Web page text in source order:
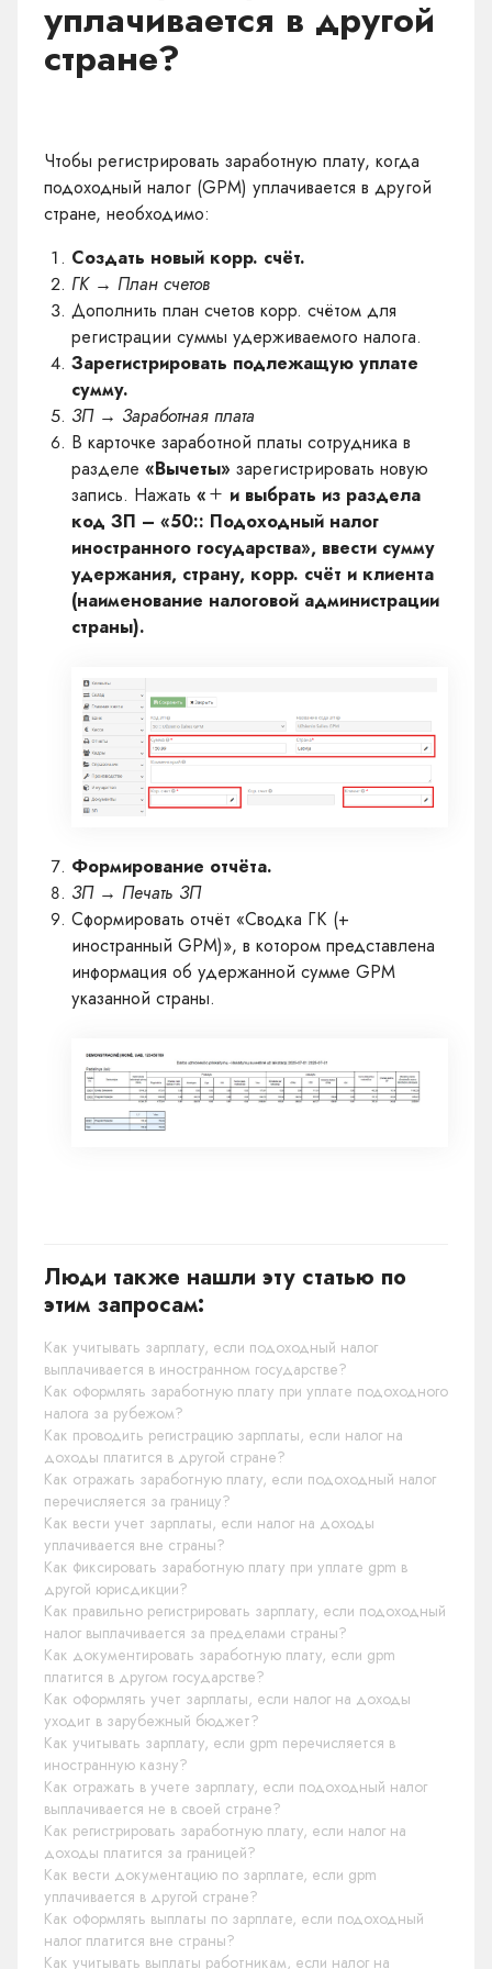
уплачивается в другой
стране?
Чтобы регистрировать заработную плату, когда
подоходный налог (GPM) уплачивается в другой
стране, необходимо:
Создать новый корр. счёт.
ГК → План счетов
Дополнить план счетов корр. счётом для
регистрации суммы удерживаемого налога.
Зарегистрировать подлежащую уплате
сумму.
ЗП → Заработная плата
В карточке заработной платы сотрудника в
разделе «Вычеты» зарегистрировать новую
запись. Нажать «
и выбрать из раздела
код ЗП – «50:: Подоходный налог
иностранного государства», ввести сумму
удержания, страну, корр. счёт и клиента
(наименование налоговой администрации
страны).
Формирование отчёта.
ЗП → Печать ЗП
Сформировать отчёт «Сводка ГК (+
иностранный GPM)», в котором представлена
информация об удержанной сумме GPM
указанной страны.
Люди также нашли эту статью по
этим запросам:
Как учитывать зарплату, если подоходный налог
выплачивается в иностранном государстве?
Как оформлять заработную плату при уплате подоходного
налога за рубежом?
Как проводить регистрацию зарплаты, если налог на
доходы платится в другой стране?
Как отражать заработную плату, если подоходный налог
перечисляется за границу?
Как вести учет зарплаты, если налог на доходы
уплачивается вне страны?
Как фиксировать заработную плату при уплате gpm в
другой юрисдикции?
Как правильно регистрировать зарплату, если подоходный
налог выплачивается за пределами страны?
Как документировать заработную плату, если gpm
платится в другом государстве?
Как оформлять учет зарплаты, если налог на доходы
уходит в зарубежный бюджет?
Как учитывать зарплату, если gpm перечисляется в
иностранную казну?
Как отражать в учете зарплату, если подоходный налог
выплачивается не в своей стране?
Как регистрировать заработную плату, если налог на
доходы платится за границей?
Как вести документацию по зарплате, если gpm
уплачивается в другой стране?
Как оформлять выплаты по зарплате, если подоходный
налог платится вне страны?
Как учитывать выплаты работникам, если налог на